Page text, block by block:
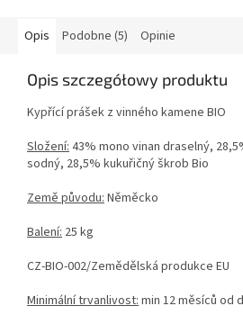
Opis Podobne (5) Opinie
Opis szczegółowy produktu
Kypřící prášek z vinného kamene BIO
Složení:43% mono vinan draselný,
sodný, 28,5% kukuřičný škrob Bio
Země původu:Něměcko
Balení: 25 kg
CZ-BIO-002/Zemědělská produkce EU
Minimální trvanlivost:min 12 měsíců od